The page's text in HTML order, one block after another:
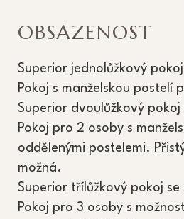
OBSAZENOST
Superior jednolůžkový
Pokoj s manželskou postelí
Superior dvoulůžkový pokoj
Pokoj pro 2 osoby s
oddělenými postelemi.
možná.
Superior třílůžkový pokoj se
Pokoj pro 3 osoby s